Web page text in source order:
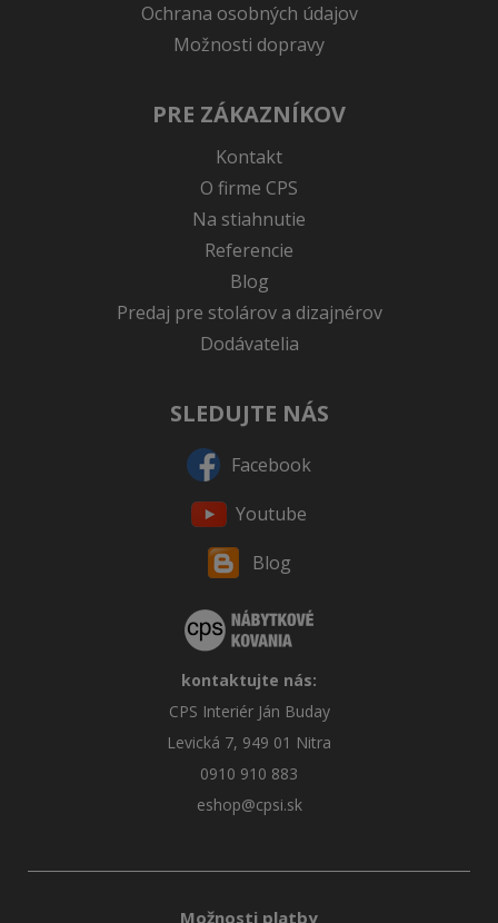
Ochrana osobných údajov
Možnosti dopravy
PRE ZÁKAZNÍKOV
Kontakt
O firme CPS
Na stiahnutie
Referencie
Blog
Predaj pre stolárov a dizajnérov
Dodávatelia
SLEDUJTE NÁS
Facebook
Youtube
Blog
kontaktujte nás:
CPS Interiér Ján Buday
Levická 7, 949 01 Nitra
0910 910 883
eshop@cpsi.sk
Možnosti platby